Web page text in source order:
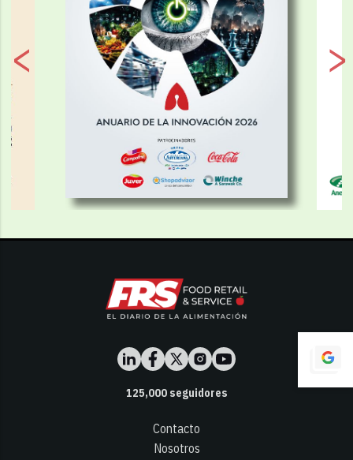
125,000seguidores
Contacto
Nosotros